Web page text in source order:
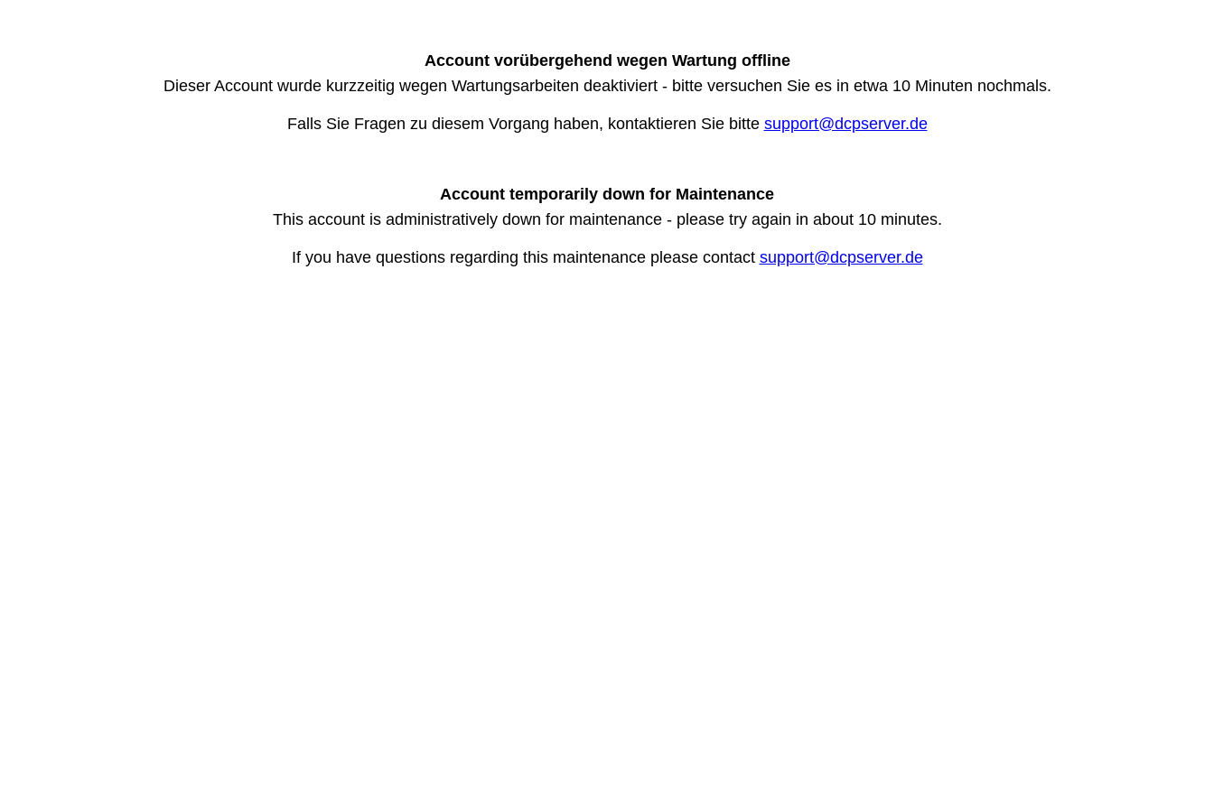
Account vorübergehend wegen Wartung offline
Dieser Account wurde kurzzeitig wegen Wartungsarbeiten deaktiviert - bitte versuchen Sie es in etwa 10 Minuten nochmals.
Falls Sie Fragen zu diesem Vorgang haben, kontaktieren Sie bitte support@dcpserver.de
Account temporarily down for Maintenance
This account is administratively down for maintenance - please try again in about 10 minutes.
If you have questions regarding this maintenance please contact support@dcpserver.de